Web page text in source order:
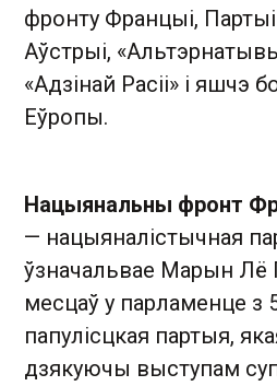
фронту Францыі,
Аўстрыі,
«Адзінай Расіі» і яшчэ
Еўропы.
Нацыянальны фронт
— нацыяналістычная
ўзначальвае Марын Лё
месцаў у парламенце з
папулісцкая партыя,
дзякуючы выступам